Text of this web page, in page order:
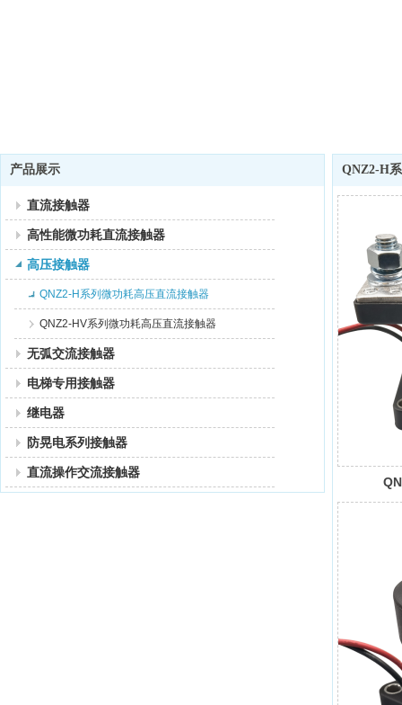
产品展示
直流接触器
高性能微功耗直流接触器
高压接触器
QNZ2-H系列微功耗高压直流接触器
QNZ2-HV系列微功耗高压直流接触器
无弧交流接触器
电梯专用接触器
继电器
防晃电系列接触器
直流操作交流接触器
QNZ2-H
接